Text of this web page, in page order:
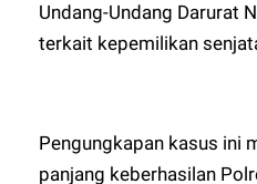
Undang-Undang Darurat
terkait kepemilikan
Pengungkapan kasus ini
panjang keberhasilan